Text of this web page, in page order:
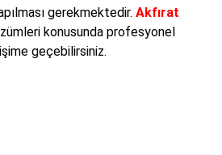
gerekmektedir. Akfırat
konusunda profesyonel
geçebilirsiniz.